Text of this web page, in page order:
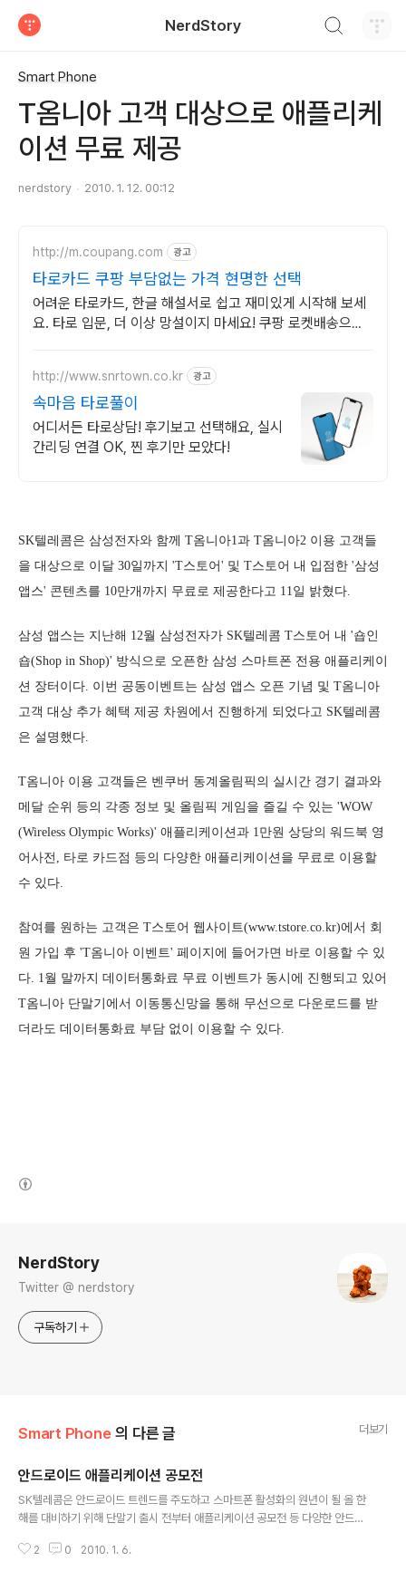
NerdStory
Smart Phone
T옴니아 고객 대상으로 애플리케
이션 무료 제공
nerdstory 2010. 1. 12. 00:12
http://m.coupang.com 광고
타로카드 쿠팡 부담없는 가격 현명한 선택
어려운 타로카드, 한글 해설서로 쉽고 재미있게 시작해 보세
요. 타로 입문, 더 이상 망설이지 마세요! 쿠팡 로켓배송으로
http://www.snrtown.co.kr 광고
속마음 타로풀이
어디서든 타로상담! 후기보고 선택해요, 실시
간리딩 연결 OK, 찐 후기만 모았다!
SK텔레콤은 삼성전자와 함께 T옴니아1과 T옴니아2 이용 고객들
을 대상으로 이달 30일까지 'T스토어' 및 T스토어 내 입점한 '삼성
앱스' 콘텐츠를 10만개까지 무료로 제공한다고 11일 밝혔다.
삼성 앱스는 지난해 12월 삼성전자가 SK텔레콤 T스토어 내 '숍인
숍(Shop in Shop)' 방식으로 오픈한 삼성 스마트폰 전용 애플리케이
션 장터이다. 이번 공동이벤트는 삼성 앱스 오픈 기념 및 T옴니아
고객 대상 추가 혜택 제공 차원에서 진행하게 되었다고 SK텔레콤
은 설명했다.
T옴니아 이용 고객들은 벤쿠버 동계올림픽의 실시간 경기 결과와
메달 순위 등의 각종 정보 및 올림픽 게임을 즐길 수 있는 'WOW
(Wireless Olympic Works)' 애플리케이션과 1만원 상당의 워드북 영
어사전, 타로 카드점 등의 다양한 애플리케이션을 무료로 이용할
수 있다.
참여를 원하는 고객은 T스토어 웹사이트(www.tstore.co.kr)에서 회
원 가입 후 'T옴니아 이벤트' 페이지에 들어가면 바로 이용할 수 있
다. 1월 말까지 데이터통화료 무료 이벤트가 동시에 진행되고 있어
T옴니아 단말기에서 이동통신망을 통해 무선으로 다운로드를 받
더라도 데이터통화료 부담 없이 이용할 수 있다.
NerdStory
Twitter @ nerdstory
구독하기
Smart Phone 의 다른 글 더보기
안드로이드 애플리케이션 공모전
SK텔레콤은 안드로이드 트렌드를 주도하고 스마트폰 활성화의 원년이 될 올 한
해를 대비하기 위해 단말기 출시 전부터 애플리케이션 공모전 등 다양한 안드로
탑재 단말기 첫 출시를 필두로 연내 국내외 제조사를 통해 12종 이상을 추가로
2 0 2010. 1. 6.